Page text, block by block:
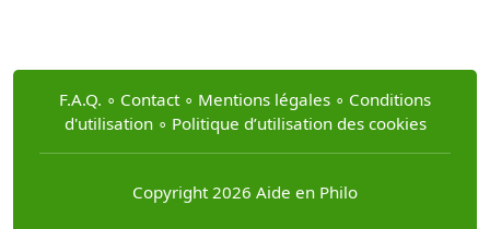
F.A.Q. ∘ Contact ∘ Mentions légales ∘ Conditions
d'utilisation∘ Politique d’utilisation des cookies
Copyright 2026 Aide en Philo